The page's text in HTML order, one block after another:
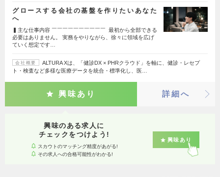
グロースする会社の基盤を作りたいあなた
へ
▍主な仕事内容 ￣￣￣￣￣￣￣￣￣￣ 最初から全部できる
必要はありません。 実務をやりながら、徐々に領域を広げ
ていく想定です…
会社概要
ALTURA Xは、「健診DX × PHRクラウド」を軸に、健診・レセプ
ト・検査など多様な医療データを統合・標準化し、医…
興味あり 詳細へ
興味のある求人に
チェックをつけよう!
スカウトのマッチング精度があがる!
その求人への合格可能性がわかる!
興味あり